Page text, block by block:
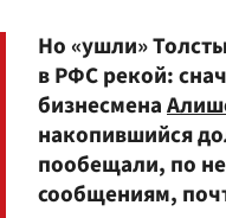
Но «ушли»
в РФС рекой:
бизнесмена
накопившийся
пообещали, по
сообщениям,